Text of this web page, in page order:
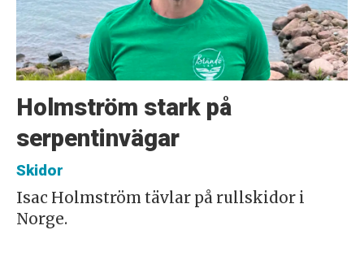
Holmström stark på
serpentinvägar
Skidor
Isac Holmström tävlar på rullskidor i
Norge.